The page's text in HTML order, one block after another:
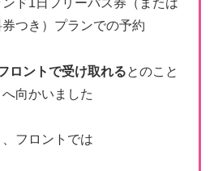
つき）プランでの予約
ロントで受け取れるとのこと
向かいました
フロントでは